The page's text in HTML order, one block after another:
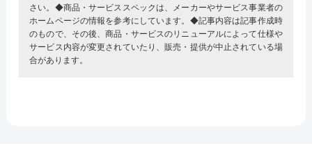
さい。◆商品・サービススペックは、メーカーやサービス事業者の
ホームページの情報を参考にしています。◆記事内容は記事作成時
のもので、その後、商品・サービスのリニューアルによって仕様や
サービス内容が変更されていたり、販売・提供が中止されている場
合があります。